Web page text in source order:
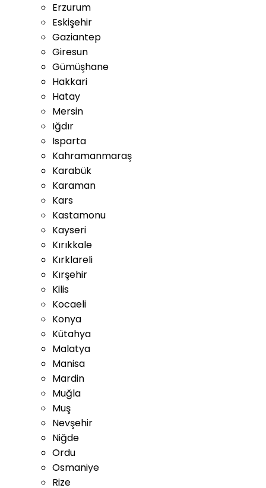
Erzurum
Eskişehir
Gaziantep
Giresun
Gümüşhane
Hakkari
Hatay
Mersin
Iğdır
Isparta
Kahramanmaraş
Karabük
Karaman
Kars
Kastamonu
Kayseri
Kırıkkale
Kırklareli
Kırşehir
Kilis
Kocaeli
Konya
Kütahya
Malatya
Manisa
Mardin
Muğla
Muş
Nevşehir
Niğde
Ordu
Osmaniye
Rize